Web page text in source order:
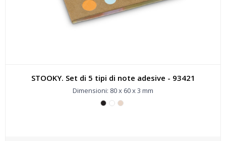
STOOKY. Set di 5 tipi di note adesive - 93421
Dimensioni: 80 x 60 x 3 mm